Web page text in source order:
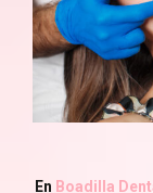
En Boadilla